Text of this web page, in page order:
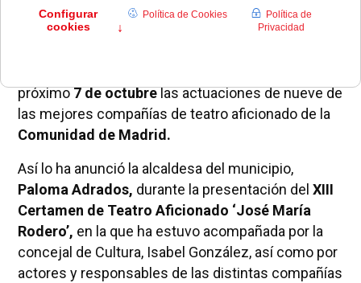
próximo7 de octubrelas actuaciones de nueve de
las mejores compañías de teatro aficionado de la
Comunidad de Madrid.
Así lo ha anunció la alcaldesa del municipio,
Paloma Adrados, durante la presentación del XIII
Certamen de Teatro Aficionado ‘José María
Rodero’, en la que ha estuvo acompañada por la
concejal de Cultura, Isabel González, así como por
actores y responsables de las distintas compañías